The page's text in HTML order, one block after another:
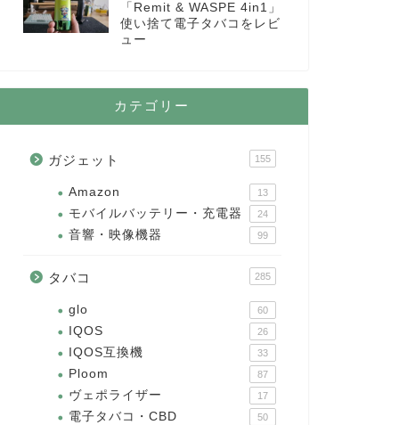
「Remit & WASPE 4in1」
使い捨て電子タバコをレビ
ュー
カテゴリー
ガジェット 155
Amazon 13
モバイルバッテリー・充電器 24
音響・映像機器 99
タバコ 285
glo 60
IQOS 26
IQOS互換機 33
Ploom 87
ヴェポライザー 17
電子タバコ・CBD 50